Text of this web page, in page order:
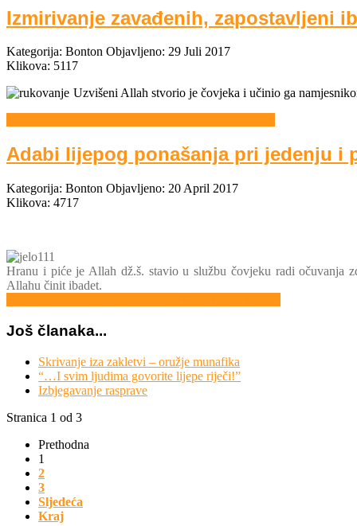
Izmirivanje zavađenih, zapostavljeni
Kategorija: Bonton Objavljeno: 29 Juli 2017
Klikova: 5117
Uzvišeni Allah stvorio je čovjeka i učinio ga
Adabi lijepog ponašanja pri jedenju i
Kategorija: Bonton Objavljeno: 20 April 2017
Klikova: 4717
Hranu i piće je Allah dž.š. stavio u službu čovjeku radi očuvanja
Allahu činit ibadet.
Još članaka...
Skrivanje iza zakletvi – oružje munafika
“…I svim ljudima govorite lijepe riječi!”
Izbjegavanje rasprave
Stranica 1 od 3
Prethodna
1
2
3
Sljedeća
Kraj